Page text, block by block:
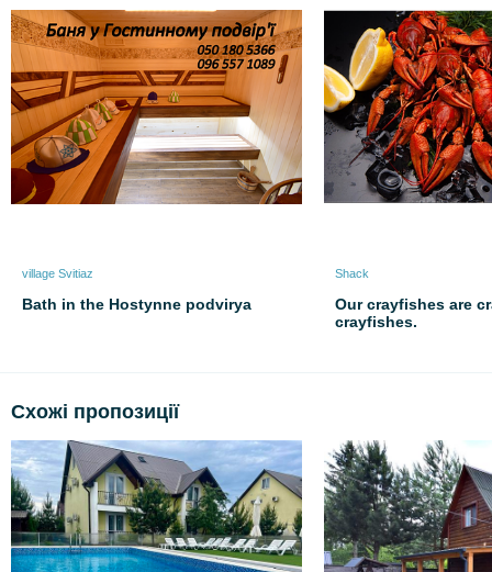
village Svitiaz
Bath in the Hostynne podvirya
Shack
Our crayfishes are
crayfishes.
Схожі пропозиції